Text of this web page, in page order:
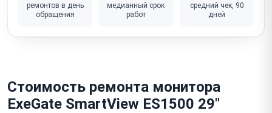
ремонтов в день
обращения
медианный срок
работ
средний чек, 90
дней
Стоимость ремонта монитора
ExeGate SmartView ES1500 29"